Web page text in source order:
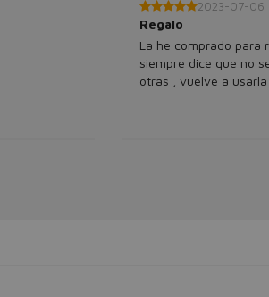
2023-07-06
Regalo
La he comprado para
siempre dice que no
otras , vuelve a usarla